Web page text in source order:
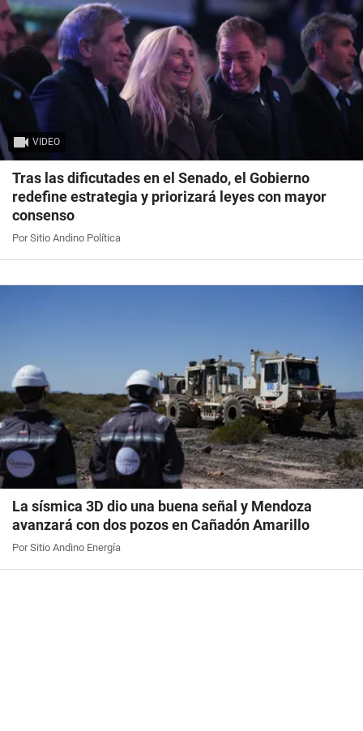
VIDEO
Tras las dificutades en el Senado, el Gobierno
redefine estrategia y priorizará leyes con mayor
consenso
Por Sitio Andino Política
La sísmica 3D dio una buena señal y Mendoza
avanzará con dos pozos en Cañadón Amarillo
Por Sitio Andino Energía